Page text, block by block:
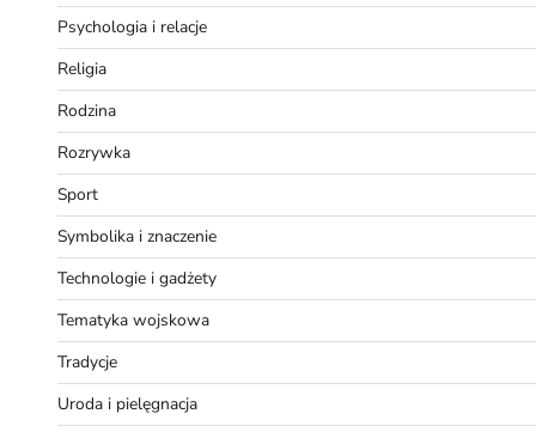
Psychologia i relacje
Religia
Rodzina
Rozrywka
Sport
Symbolika i znaczenie
Technologie i gadżety
Tematyka wojskowa
Tradycje
Uroda i pielęgnacja